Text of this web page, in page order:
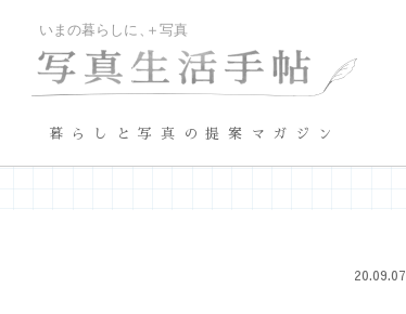
暮らしと写真の提案マガジン
20.09.07